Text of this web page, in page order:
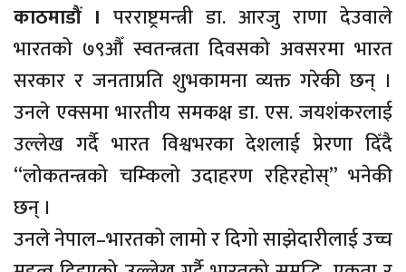
काठमाडौं । परराष्ट्रमन्त्री डा. आरजु राणा देउवाले
भारतको ७९औँ स्वतन्त्रता दिवसको अवसरमा भारत
सरकार र जनताप्रति शुभकामना व्यक्त गरेकी छन् ।
उनले एक्समा भारतीय समकक्ष डा. एस. जयशंकरलाई
उल्लेख गर्दै भारत विश्वभरका देशलाई प्रेरणा दिँदै
“लोकतन्त्रको चम्किलो उदाहरण रहिरहोस्” भनेकी
छन् ।
उनले नेपाल–भारतको लामो र दिगो साझेदारीलाई उच्च